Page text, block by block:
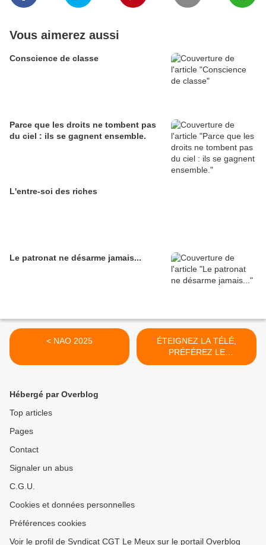
Vous aimerez aussi
Conscience de classe
Parce que les droits ne tombent pas
du ciel : ils se gagnent ensemble.
L'entre-soi des riches
Le patronat ne désarme jamais...
< NAO 2025
ÉTEIGNEZ LA TÉLÉ,
PRÉFÉREZ LE
PLURALISME DE
Hébergé par Overblog
Top articles
Pages
Contact
Signaler un abus
C.G.U.
Cookies et données personnelles
Préférences cookies
Voir le profil de Syndicat CGT Le Meux sur le portail Overblog